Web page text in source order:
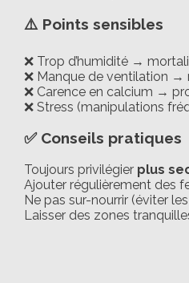
⚠️ Points sensibles
❌ Trop d’humidité →
❌ Manque de ventilation →
❌ Carence en calcium →
❌ Stress (manipulations
✅ Conseils pratiques
Toujours privilégier plus
Ajouter régulièrement des
Ne pas sur-nourrir (éviter
Laisser des zones